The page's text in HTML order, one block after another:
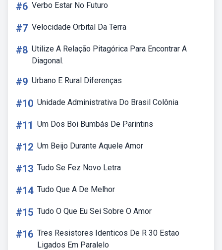
#6 Verbo Estar No Futuro
#7 Velocidade Orbital Da Terra
#8 Utilize A Relação Pitagórica Para Encontrar A
Diagonal.
#9 Urbano E Rural Diferenças
#10 Unidade Administrativa Do Brasil Colônia
#11 Um Dos Boi Bumbás De Parintins
#12 Um Beijo Durante Aquele Amor
#13 Tudo Se Fez Novo Letra
#14 Tudo Que A De Melhor
#15 Tudo O Que Eu Sei Sobre O Amor
#16 Tres Resistores Identicos De R 30 Estao
Ligados Em Paralelo